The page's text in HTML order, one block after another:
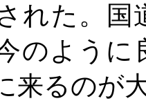
れた。
のように
来るのが